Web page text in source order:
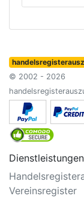
© 2002 - 2026
Dienstleistungen
Vereinsregister